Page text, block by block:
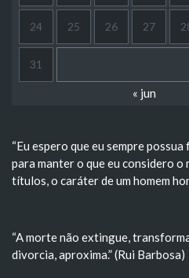
24 25 26 27
31
« jun
“Eu espero que eu sempre
para manter o que eu considero o
títulos, o caráter de um homem
“A morte não extingue,
divorcia, aproxima.” (Rui Barbosa)